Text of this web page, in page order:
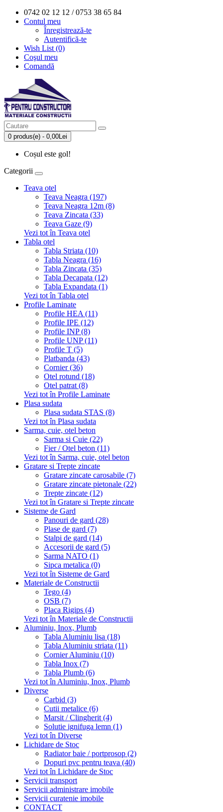
0742 02 12 12 / 0753 38 65 84
Contul meu
Înregistrează-te
Autentifică-te
Wish List (0)
Coşul meu
Comandă
0 produs(e) - 0,00Lei
Coșul este gol!
Categorii
Teava otel
Teava Neagra (197)
Teava Neagra 12m (8)
Teava Zincata (33)
Teava Gaze (9)
Vezi tot în Teava otel
Tabla otel
Tabla Striata (10)
Tabla Neagra (16)
Tabla Zincata (35)
Tabla Decapata (12)
Tabla Expandata (1)
Vezi tot în Tabla otel
Profile Laminate
Profile HEA (11)
Profile IPE (12)
Profile INP (8)
Profile UNP (11)
Profile T (5)
Platbanda (43)
Cornier (36)
Otel rotund (18)
Otel patrat (8)
Vezi tot în Profile Laminate
Plasa sudata
Plasa sudata STAS (8)
Vezi tot în Plasa sudata
Sarma, cuie, otel beton
Sarma si Cuie (22)
Fier / Otel beton (11)
Vezi tot în Sarma, cuie, otel beton
Gratare si Trepte zincate
Gratare zincate carosabile (7)
Gratare zincate pietonale (22)
Trepte zincate (12)
Vezi tot în Gratare si Trepte zincate
Sisteme de Gard
Panouri de gard (28)
Plase de gard (7)
Stalpi de gard (14)
Accesorii de gard (5)
Sarma NATO (1)
Sipca metalica (0)
Vezi tot în Sisteme de Gard
Materiale de Constructii
Tego (4)
OSB (7)
Placa Rigips (4)
Vezi tot în Materiale de Constructii
Aluminiu, Inox, Plumb
Tabla Aluminiu lisa (18)
Tabla Aluminiu striata (11)
Cornier Aluminiu (10)
Tabla Inox (7)
Tabla Plumb (6)
Vezi tot în Aluminiu, Inox, Plumb
Diverse
Carbid (3)
Cutii metalice (6)
Marsit / Clingherit (4)
Solutie ignifuga lemn (1)
Vezi tot în Diverse
Lichidare de Stoc
Radiator baie / portprosop (2)
Dopuri pvc pentru teava (40)
Vezi tot în Lichidare de Stoc
Servicii transport
Servicii administrare imobile
Servicii curatenie imobile
CONTACT